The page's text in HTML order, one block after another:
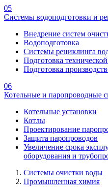
05
Системы водоподготовки и
Внедрение систем
Водоподготовка
Системы рециклинга
Подготовка
Подготовка
06
Котельные и паропроводные
Котельные установки
Котлы
Проектирование
Защита паропроводов
Увеличение срока
оборудования и
Системы очистки воды
Промышленная химия